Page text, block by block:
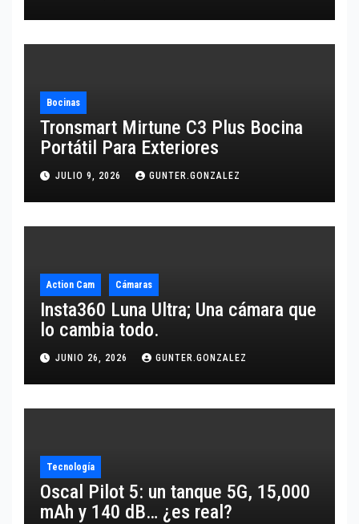
Bocinas
Tronsmart Mirtune C3 Plus Bocina
Portátil Para Exteriores
JULIO 9, 2026 GUNTER.GONZALEZ
Action Cam Cámaras
Insta360 Luna Ultra; Una cámara que
lo cambia todo.
JUNIO 26, 2026 GUNTER.GONZALEZ
Tecnología
Oscal Pilot 5: un tanque 5G, 15,000
mAh y 140 dB… ¿es real?